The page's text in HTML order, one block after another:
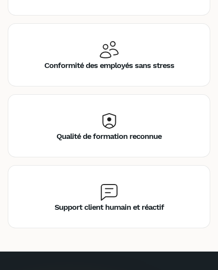
Conformité des employés sans stress
Qualité de formation reconnue
Support client humain et réactif